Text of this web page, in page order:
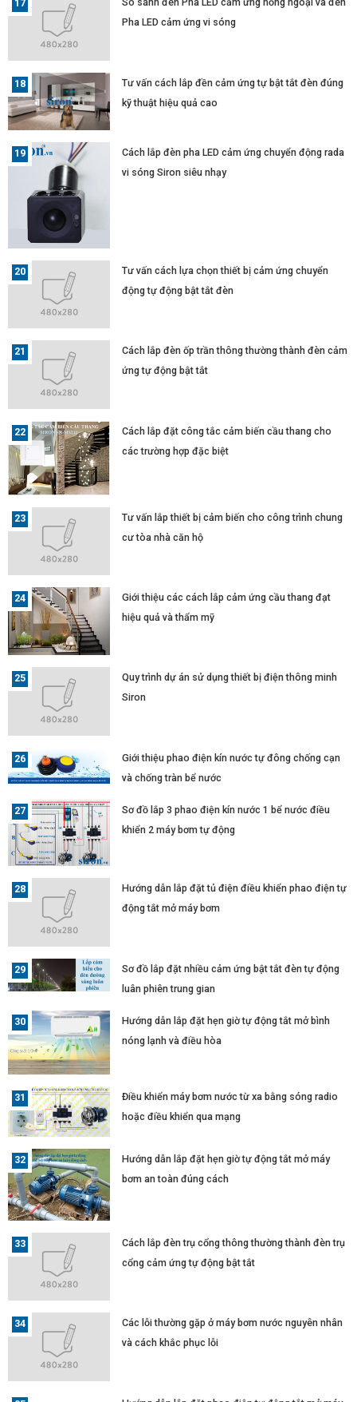
Pha LED cảm ứng vi sóng
Tư vấn cách lắp đền cảm ứng tự bật tắt đèn đúng
kỹ thuật hiệu quả cao
Cách lắp đèn pha LED cảm ứng chuyển động rada
vi sóng Siron siêu nhạy
Tư vấn cách lựa chọn thiết bị cảm ứng chuyển
động tự động bật tắt đèn
Cách lắp đèn ốp trần thông thường thành đèn cảm
ứng tự động bật tắt
Cách lắp đặt công tắc cảm biến cầu thang cho
các trường hợp đặc biệt
Tư vấn lắp thiết bị cảm biến cho công trình chung
cư tòa nhà căn hộ
Giới thiệu các cách lắp cảm ứng cầu thang đạt
hiệu quả và thẩm mỹ
Quy trình dự án sử dụng thiết bị điện thông minh
Siron
Giới thiệu phao điện kín nước tự đông chống cạn
và chống tràn bể nước
Sơ đồ lắp 3 phao điện kín nước 1 bể nước điều
khiển 2 máy bơm tự động
Hướng dẫn lắp đặt tủ điện điều khiển phao điện tự
động tắt mở máy bơm
Sơ đồ lắp đặt nhiều cảm ứng bật tắt đèn tự động
luân phiên trung gian
Hướng dẫn lắp đặt hẹn giờ tự động tắt mở bình
nóng lạnh và điều hòa
Điều khiển máy bơm nước từ xa bằng sóng radio
hoặc điều khiển qua mạng
Hướng dẫn lắp đặt hẹn giờ tự động tắt mở máy
bơm an toàn đúng cách
Cách lắp đèn trụ cổng thông thường thành đèn trụ
cổng cảm ứng tự động bật tắt
Các lỗi thường gặp ở máy bơm nước nguyên nhân
và cách khắc phục lỗi